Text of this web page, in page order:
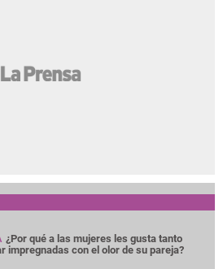
¿Por qué a las mujeres les gusta tanto
impregnadas con el olor de su pareja?